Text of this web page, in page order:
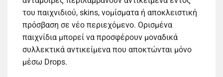
του παιχνιδιού, skins, νομίσματα ή αποκλειστική
πρόσβαση σε νέο περιεχόμενο. Ορισμένα
παιχνίδια μπορεί να προσφέρουν μοναδικά
συλλεκτικά αντικείμενα που αποκτώνται μόνο
μέσω Drops.